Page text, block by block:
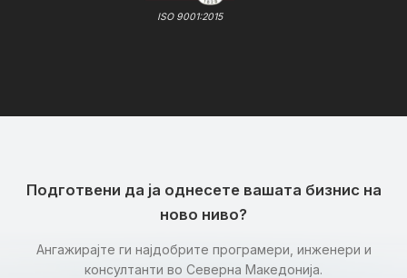
ISO 9001:2015
Подготвени да ја однесете вашата бизнис на
ново ниво?
Ангажирајте ги најдобрите програмери, инженери и
консултанти во Северна Македонија.